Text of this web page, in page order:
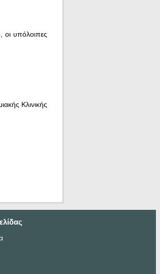
οι υπόλοιπες
Κλινικής